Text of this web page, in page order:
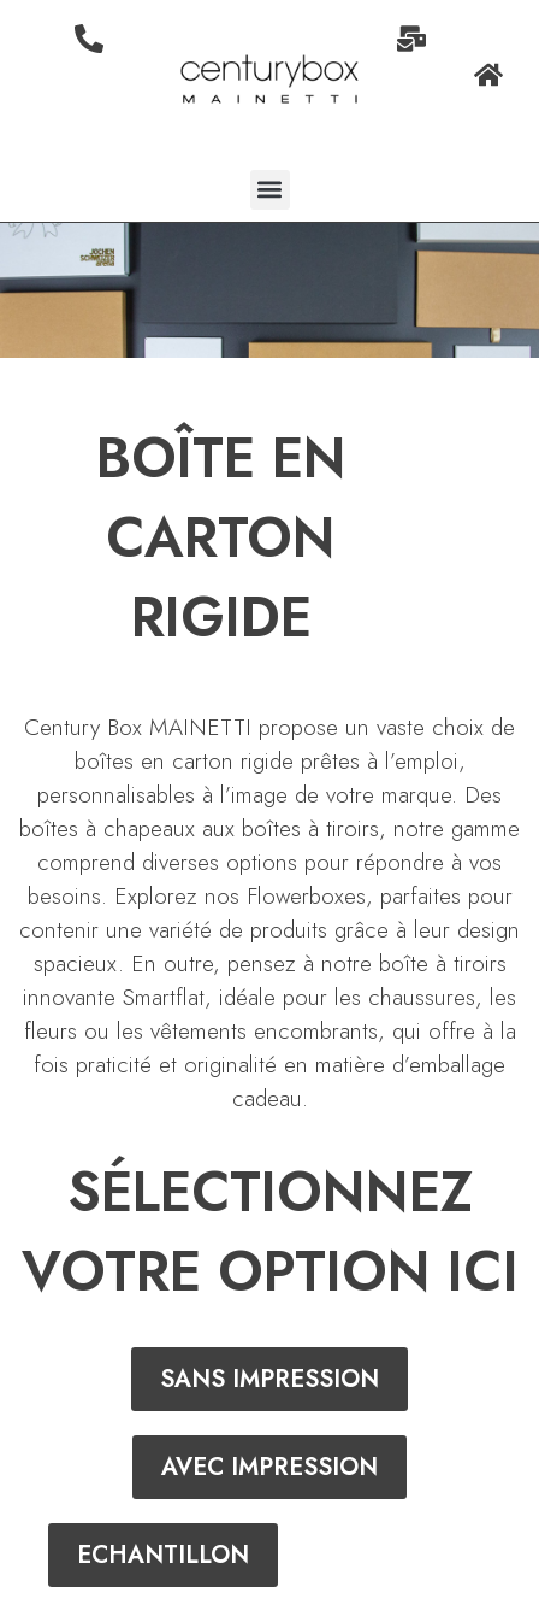
BOÎTE EN
CARTON
RIGIDE
Century Box MAINETTI propose un vaste choix de
boîtes en carton rigide prêtes à l’emploi,
personnalisables à l’image de votre marque. Des
boîtes à chapeaux aux boîtes à tiroirs, notre gamme
comprend diverses options pour répondre à vos
besoins. Explorez nos Flowerboxes, parfaites pour
contenir une variété de produits grâce à leur design
spacieux. En outre, pensez à notre boîte à tiroirs
innovante Smartflat, idéale pour les chaussures, les
fleurs ou les vêtements encombrants, qui offre à la
fois praticité et originalité en matière d’emballage
cadeau.
SÉLECTIONNEZ
VOTRE OPTION ICI
SANS IMPRESSION
AVEC IMPRESSION
ECHANTILLON